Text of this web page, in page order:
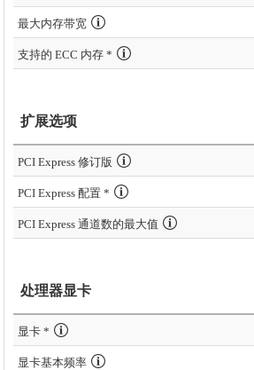
最大内存带宽
支持的 ECC 内存 *
扩展选项
PCI Express 修订版
PCI Express 配置 *
PCI Express 通道数的最大值
处理器显卡
显卡 *
显卡基本频率